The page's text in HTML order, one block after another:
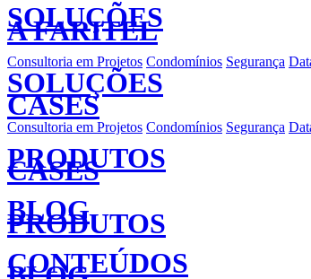
SOLUÇÕES
Consultoria em Projetos Condomínios Segurança
CASES
PRODUTOS
BLOG
CONTEÚDOS
A FARITEL
SOLUÇÕES
Consultoria em Projetos Condomínios Segurança
CASES
PRODUTOS